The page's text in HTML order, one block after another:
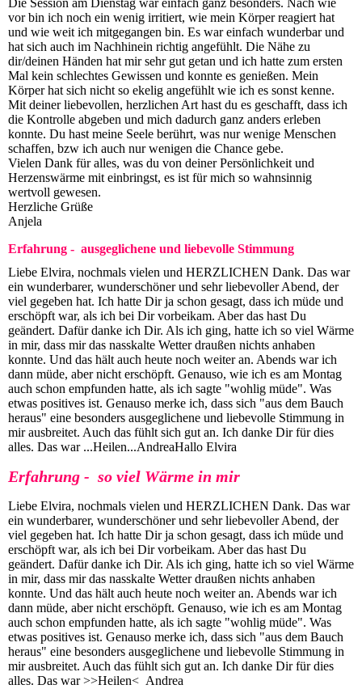
vor bin ich noch ein wenig irritiert, wie mein Körper reagiert hat
und wie weit ich mitgegangen bin. Es war einfach wunderbar und
hat sich auch im Nachhinein richtig angefühlt. Die Nähe zu
dir/deinen Händen hat mir sehr gut getan und ich hatte zum ersten
Mal kein schlechtes Gewissen und konnte es genießen. Mein
Körper hat sich nicht so ekelig angefühlt wie ich es sonst kenne.
Mit deiner liebevollen, herzlichen Art hast du es geschafft, dass ich
die Kontrolle abgeben und mich dadurch ganz anders erleben
konnte. Du hast meine Seele berührt, was nur wenige Menschen
schaffen, bzw ich auch nur wenigen die Chance gebe.
Vielen Dank für alles, was du von deiner Persönlichkeit und
Herzenswärme mit einbringst, es ist für mich so wahnsinnig
wertvoll gewesen.
Herzliche Grüße
Anjela
Erfahrung - ausgeglichene und liebevolle Stimmung
Liebe Elvira, nochmals vielen und HERZLICHEN Dank. Das war
ein wunderbarer, wunderschöner und sehr liebevoller Abend, der
viel gegeben hat. Ich hatte Dir ja schon gesagt, dass ich müde und
erschöpft war, als ich bei Dir vorbeikam. Aber das hast Du
geändert. Dafür danke ich Dir. Als ich ging, hatte ich so viel Wärme
in mir, dass mir das nasskalte Wetter draußen nichts anhaben
konnte. Und das hält auch heute noch weiter an. Abends war ich
dann müde, aber nicht erschöpft. Genauso, wie ich es am Montag
auch schon empfunden hatte, als ich sagte "wohlig müde". Was
etwas positives ist. Genauso merke ich, dass sich "aus dem Bauch
heraus" eine besonders ausgeglichene und liebevolle Stimmung in
mir ausbreitet. Auch das fühlt sich gut an. Ich danke Dir für dies
alles. Das war ...Heilen...AndreaHallo Elvira
Erfahrung - so viel Wärme in mir
Liebe Elvira, nochmals vielen und HERZLICHEN Dank. Das war
ein wunderbarer, wunderschöner und sehr liebevoller Abend, der
viel gegeben hat. Ich hatte Dir ja schon gesagt, dass ich müde und
erschöpft war, als ich bei Dir vorbeikam. Aber das hast Du
geändert. Dafür danke ich Dir. Als ich ging, hatte ich so viel Wärme
in mir, dass mir das nasskalte Wetter draußen nichts anhaben
konnte. Und das hält auch heute noch weiter an. Abends war ich
dann müde, aber nicht erschöpft. Genauso, wie ich es am Montag
auch schon empfunden hatte, als ich sagte "wohlig müde". Was
etwas positives ist. Genauso merke ich, dass sich "aus dem Bauch
heraus" eine besonders ausgeglichene und liebevolle Stimmung in
mir ausbreitet. Auch das fühlt sich gut an. Ich danke Dir für dies
alles. Das war >>Heilen< Andrea